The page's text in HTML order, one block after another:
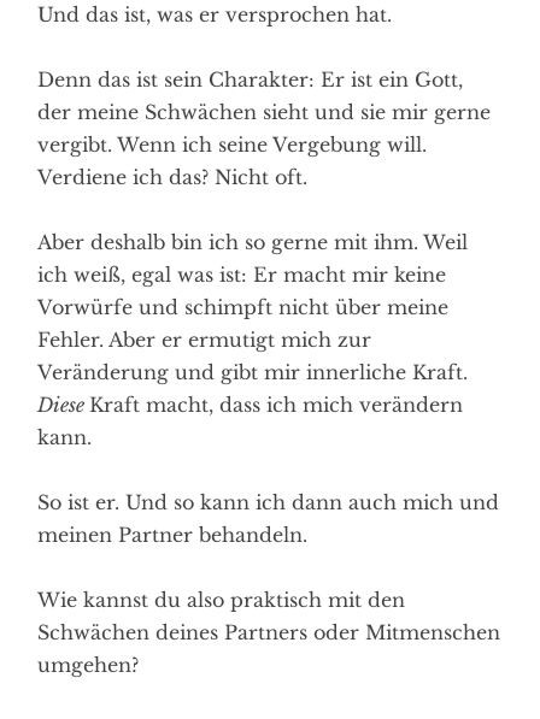
Und das ist, was er versprochen hat.
Denn das ist sein Charakter: Er ist ein Gott,
der meine Schwächen sieht und sie mir gerne
vergibt. Wenn ich seine Vergebung will.
Verdiene ich das? Nicht oft.
Aber deshalb bin ich so gerne mit ihm. Weil
ich weiß, egal was ist: Er macht mir keine
Vorwürfe und schimpft nicht über meine
Fehler. Aber er ermutigt mich zur
Veränderung und gibt mir innerliche Kraft.
Diese Kraft macht, dass ich mich verändern
kann.
So ist er. Und so kann ich dann auch mich und
meinen Partner behandeln.
Wie kannst du also praktisch mit den
Schwächen deines Partners oder Mitmenschen
umgehen?